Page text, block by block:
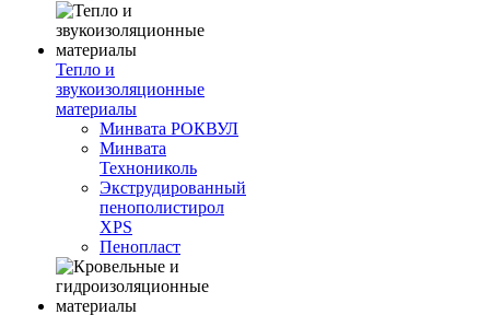
Тепло и
звукоизоляционные
материалы
Минвата РОКВУЛ
Минвата
Технониколь
Экструдированный
пенополистирол
XPS
Пенопласт